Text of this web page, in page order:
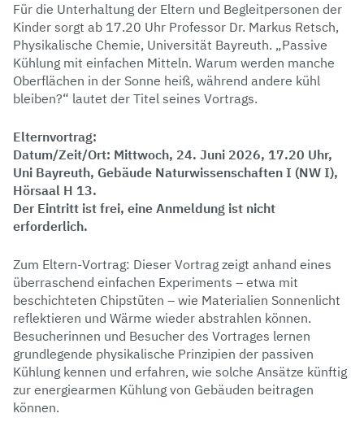
Für die Unterhaltung der Eltern und Begleitpersonen der
Kinder sorgt ab 17.20 Uhr Professor Dr. Markus Retsch,
Physikalische Chemie, Universität Bayreuth. „Passive
Kühlung mit einfachen Mitteln. Warum werden manche
Oberflächen in der Sonne heiß, während andere kühl
bleiben?“ lautet der Titel seines Vortrags.
Elternvortrag:
Datum/Zeit/Ort: Mittwoch, 24. Juni 2026, 17.20 Uhr,
Uni Bayreuth, Gebäude Naturwissenschaften I (NW I),
Hörsaal H 13.
Der Eintritt ist frei, eine Anmeldung ist nicht
erforderlich.
Zum Eltern-Vortrag: Dieser Vortrag zeigt anhand eines
überraschend einfachen Experiments – etwa mit
beschichteten Chipstüten – wie Materialien Sonnenlicht
reflektieren und Wärme wieder abstrahlen können.
Besucherinnen und Besucher des Vortrages lernen
grundlegende physikalische Prinzipien der passiven
Kühlung kennen und erfahren, wie solche Ansätze künftig
zur energiearmen Kühlung von Gebäuden beitragen
können.